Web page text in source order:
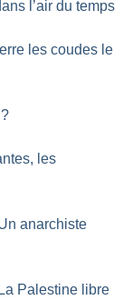
l’air du temps
les coudes le
?
les
anarchiste
Palestine libre